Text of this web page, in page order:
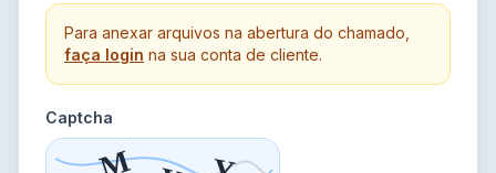
Para anexar arquivos na abertura do chamado,
faça login na sua conta de cliente.
Captcha